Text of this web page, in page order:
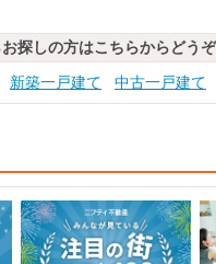
探しの方はこちらからどうぞ
新築一戸建て 中古一戸建て